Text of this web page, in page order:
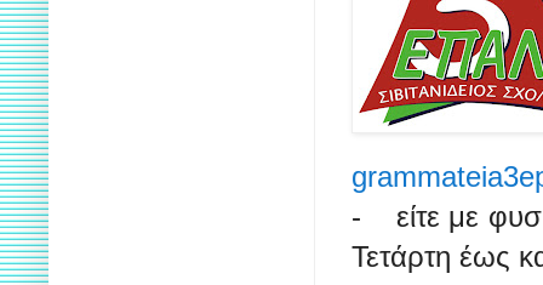
- είτε με
Τετάρτη έως